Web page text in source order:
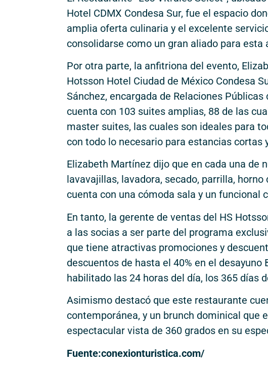
Hotel CDMX Condesa Sur, fue el espacio
amplia oferta culinaria y el excelente
consolidarse como un gran aliado para esta
Por otra parte, la anfitriona del evento,
Hotsson Hotel Ciudad de México Condesa
Sánchez, encargada de Relaciones
cuenta con 103 suites amplias, 88 de las
master suites, las cuales son ideales para
con todo lo necesario para estancias cortas
Elizabeth Martínez dijo que en cada una de
lavavajillas, lavadora, secado, parrilla,
cuenta con una cómoda sala y un funcional
En tanto, la gerente de ventas del HS
a las socias a ser parte del programa
que tiene atractivas promociones y
descuentos de hasta el 40% en el
habilitado las 24 horas del día, los 365 días
Asimismo destacó que este restaurante
contemporánea, y un brunch dominical que
espectacular vista de 360 grados en su
Fuente:conexionturistica.com/